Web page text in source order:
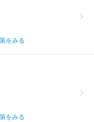
をみる
をみる